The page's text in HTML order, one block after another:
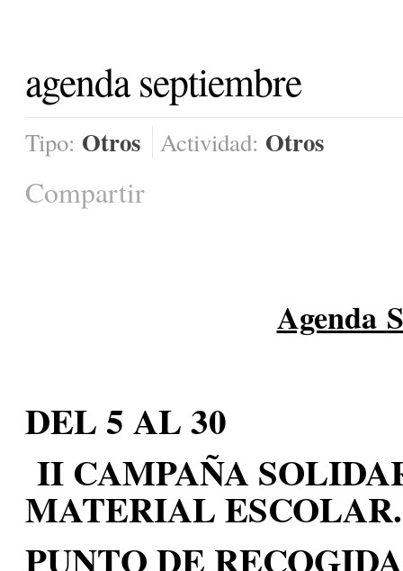
agenda septiembre
Tipo: Otros Actividad: Otros
Compartir
Agenda S
DEL 5 AL 30
II CAMPAÑA
MATERIAL
PUNTO DE